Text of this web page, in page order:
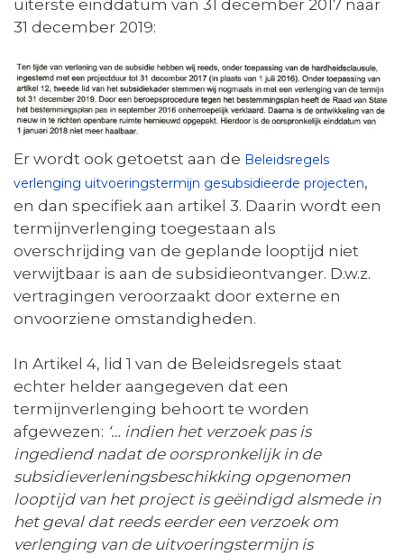
uiterste einddatum van 31 december 2017 naar
31 december 2019:
Er wordt ook getoetst aan de Beleidsregels
verlenging uitvoeringstermijn gesubsidieerde projecten,
en dan specifiek aan artikel 3. Daarin wordt een
termijnverlenging toegestaan als
overschrijding van de geplande looptijd niet
verwijtbaar is aan de subsidieontvanger. D.w.z.
vertragingen veroorzaakt door externe en
onvoorziene omstandigheden.
In Artikel 4, lid 1 van de Beleidsregels staat
echter helder aangegeven dat een
termijnverlenging behoort te worden
afgewezen: ‘… indien het verzoek pas is
ingediend nadat de oorspronkelijk in de
subsidieverleningsbeschikking opgenomen
looptijd van het project is geëindigd alsmede in
het geval dat reeds eerder een verzoek om
verlenging van de uitvoeringstermijn is